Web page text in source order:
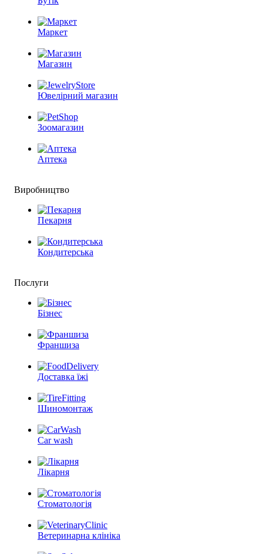
Маркет
Магазин
Ювелірний магазин
Зоомагазин
Аптека
Виробництво
Пекарня
Кондитерська
Послуги
Бізнес
Франшиза
Доставка їжі
Шиномонтаж
Car wash
Лікарня
Стоматологія
Ветеринарна клініка